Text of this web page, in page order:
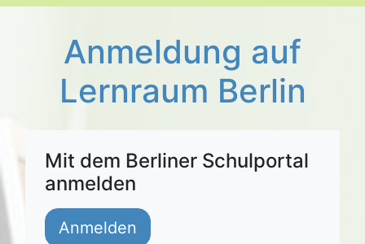
Anmeldung auf
Lernraum Berlin
Mit dem Berliner Schulportal
anmelden
Anmelden